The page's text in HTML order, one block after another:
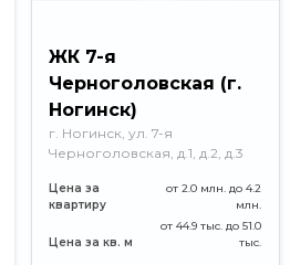
ЖК 7-я
Черноголовская (г.
Ногинск)
г. Ногинск, ул. 7-я
Черноголовская, д.1, д.2, д.3
Цена за
квартиру
от 2.0 млн. до 4.2
млн.
Цена за кв. м
от 44.9 тыс. до 51.0
тыс.